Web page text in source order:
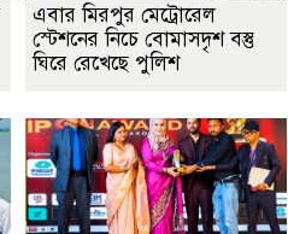
এবার মিরপুর মেট্রোরেল
স্টেশনের নিচে বোমাসদৃশ বস্তু
ঘিরে রেখেছে পুলিশ